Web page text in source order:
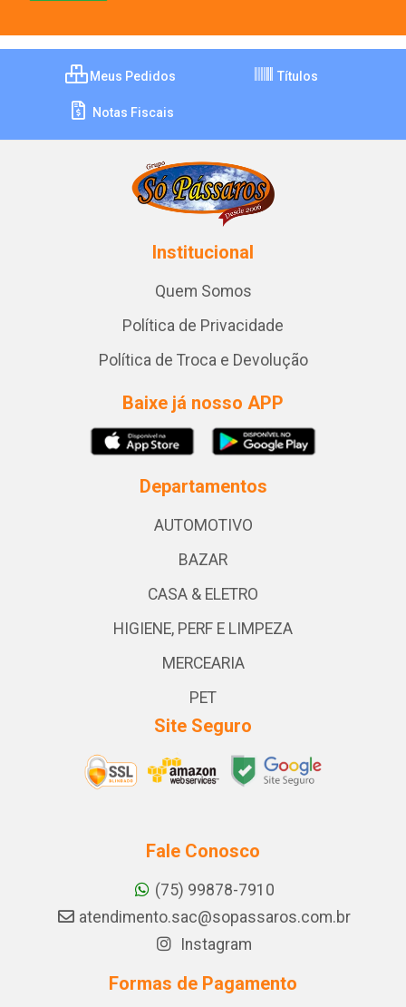
Meus Pedidos Títulos
Notas Fiscais
Institucional
Quem Somos
Política de Privacidade
Política de Troca e Devolução
Baixe já nosso APP
Departamentos
AUTOMOTIVO
BAZAR
CASA & ELETRO
HIGIENE, PERF E LIMPEZA
MERCEARIA
PET
Site Seguro
Fale Conosco
(75) 99878-7910
atendimento.sac@sopassaros.com.br
Instagram
Formas de Pagamento